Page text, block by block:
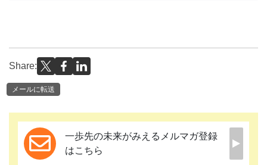
Share:
メールに転送
一歩先の未来がみえるメルマガ登録
はこちら